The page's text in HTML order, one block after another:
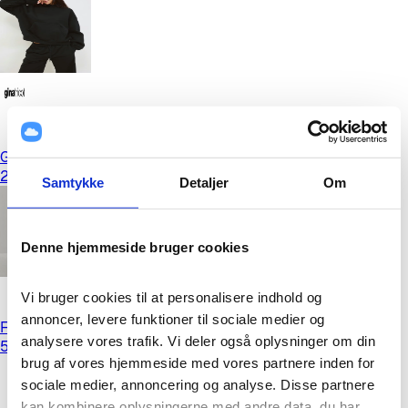
Samtykke Detaljer Om
Denne hjemmeside bruger cookies
Vi bruger cookies til at personalisere indhold og
annoncer, levere funktioner til sociale medier og
analysere vores trafik. Vi deler også oplysninger om din
brug af vores hjemmeside med vores partnere inden for
sociale medier, annoncering og analyse. Disse partnere
Gina Tricot - Iconic hoodie - hoodies - Sort - M - Dame
279,95 kr.
FIREBIRD TP
549,00 kr.